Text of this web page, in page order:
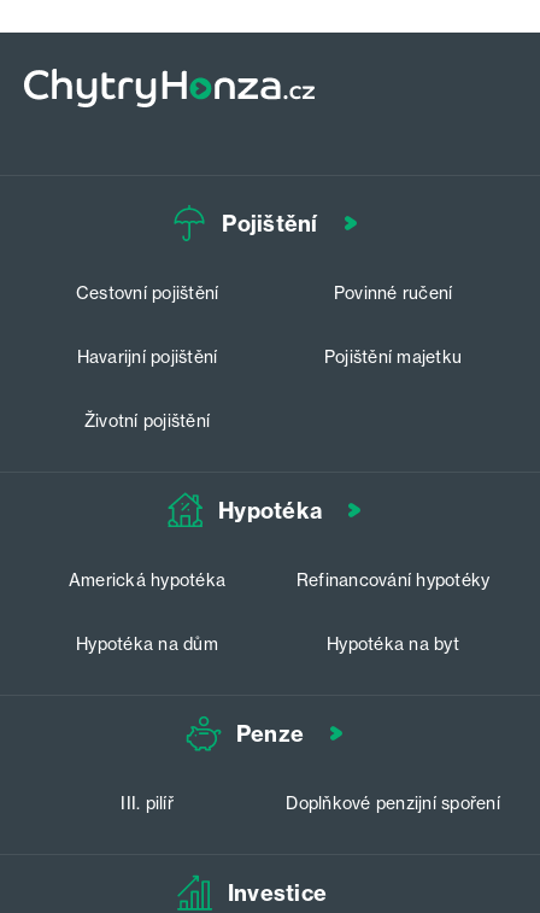
Pojištění
Cestovní pojištění Povinné ručení
Havarijní pojištění Pojištění majetku
Životní pojištění
Hypotéka
Americká hypotéka Refinancování hypotéky
Hypotéka na dům Hypotéka na byt
Penze
III. pilíř Doplňkové penzijní spoření
Investice